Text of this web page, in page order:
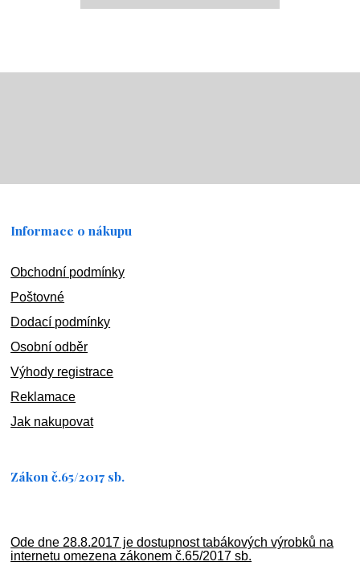
Informace o nákupu
Obchodní podmínky
Poštovné
Dodací podmínky
Osobní odběr
Výhody registrace
Reklamace
Jak nakupovat
Zákon č.65/2017 sb.
Ode dne 28.8.2017 je dostupnost tabákových výrobků na
internetu omezena zákonem č.65/2017 sb.